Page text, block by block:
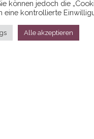
vonWordPress
können jedoch die
eine kontrollierte
Alle akzeptieren